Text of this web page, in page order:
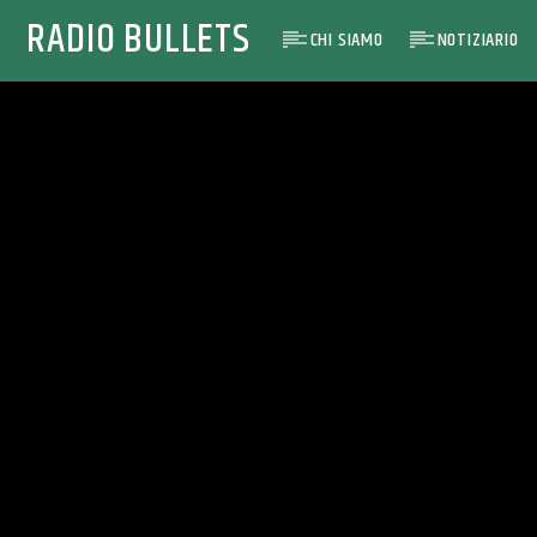
RADIO BULLETS CHI SIAMO NOTIZIARIO